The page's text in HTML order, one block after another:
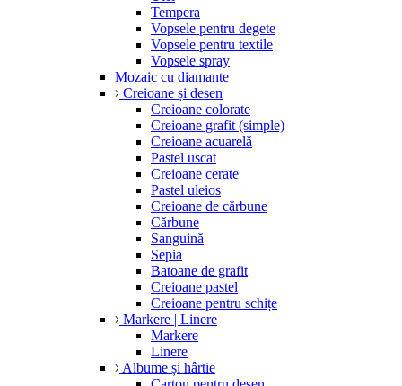
Tempera
Vopsele pentru degete
Vopsele pentru textile
Vopsele spray
Mozaic cu diamante
Creioane și desen
Creioane colorate
Creioane grafit (simple)
Creioane acuarelă
Pastel uscat
Creioane cerate
Pastel uleios
Creioane de cărbune
Cărbune
Sanguină
Sepia
Batoane de grafit
Creioane pastel
Creioane pentru schițe
Markere | Linere
Markere
Linere
Albume și hârtie